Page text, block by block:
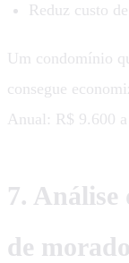
Reduz custo
Um condomínio
consegue
Anual: R$ 9.600
7. Análise
de